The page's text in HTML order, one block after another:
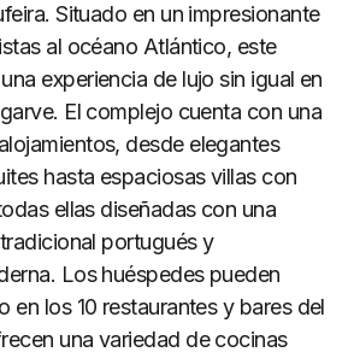
Situado en un impresionante
al océano Atlántico, este
experiencia de lujo sin igual en
El complejo cuenta con una
desde elegantes
hasta espaciosas villas con
ellas diseñadas con una
portugués y
Los huéspedes pueden
en los 10 restaurantes y bares del
una variedad de cocinas